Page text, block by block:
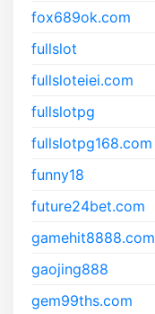
fox689ok.com
fullslot
fullsloteiei.com
fullslotpg
fullslotpg168.com
funny18
future24bet.com
gamehit8888.com
gaojing888
gem99ths.com